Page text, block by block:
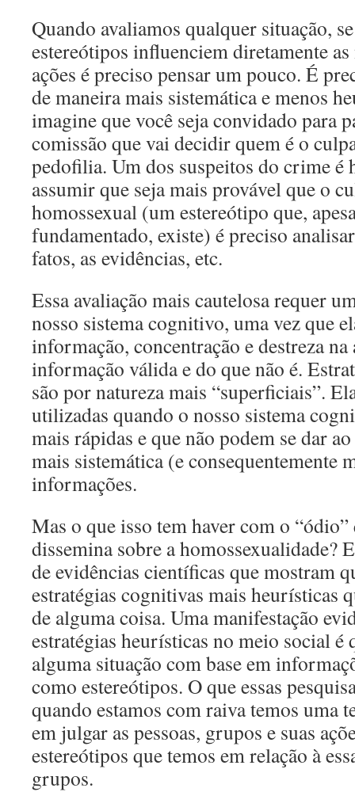
Quando avaliamos qualquer situação,
estereótipos influenciem diretamente as
ações é preciso pensar um pouco. É
de maneira mais sistemática e menos
imagine que você seja convidado para
comissão que vai decidir quem é o
pedofilia. Um dos suspeitos do crime é
assumir que seja mais provável que o
homossexual (um estereótipo que,
fundamentado, existe) é preciso
fatos, as evidências, etc.
Essa avaliação mais cautelosa requer
nosso sistema cognitivo, uma vez que
informação, concentração e destreza
informação válida e do que não é.
são por natureza mais “superficiais”.
utilizadas quando o nosso sistema
mais rápidas e que não podem se dar
mais sistemática (e consequentemente
informações.
Mas o que isso tem haver com o
dissemina sobre a homossexualidade?
de evidências científicas que mostram
estratégias cognitivas mais heurísticas
de alguma coisa. Uma manifestação
estratégias heurísticas no meio social é
alguma situação com base em
como estereótipos. O que essas
quando estamos com raiva temos uma
em julgar as pessoas, grupos e suas
estereótipos que temos em relação à
grupos.